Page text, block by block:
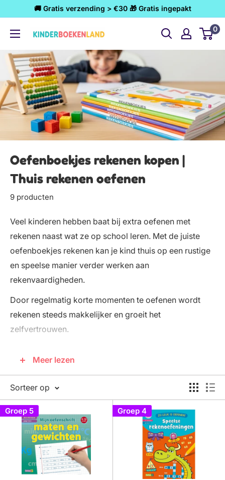
inhoud
🚚 Gratis verzending > €30 🎁 Gratis ingepakt
Kinderboekenland.nl 0
Oefenboekjes rekenen kopen |
Thuis rekenen oefenen
9 producten
Veel kinderen hebben baat bij extra oefenen met
rekenen naast wat ze op school leren. Met de juiste
oefenboekjes rekenen kan je kind thuis op een rustige
en speelse manier verder werken aan
rekenvaardigheden.
Door regelmatig korte momenten te oefenen wordt
rekenen steeds makkelijker en groeit het
zelfvertrouwen.
oefenpakkettendie speciaal zijn gemaakt voor
kinderen in de onderbouw van de basisschool.
De oefeningen sluiten aan bij wat kinderen op school
leren, zodat thuis oefenen goed aansluit bij de lesstof.
De oefenboekjes helpen kinderen onder andere bij:
tellen en getallen herkennen
optellen en aftrekken
Meer lezen
Sorteer op
Groep 5 Groep 4